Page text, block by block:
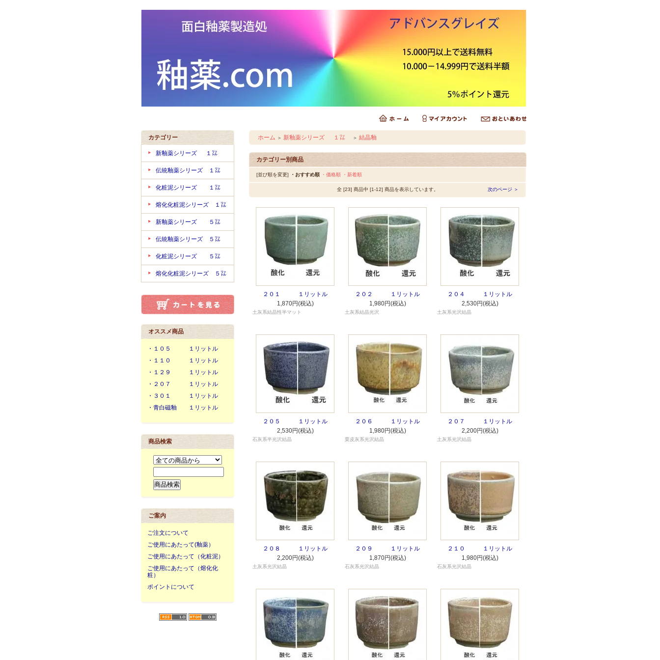
カテゴリー
新釉薬シリーズ １㍑
伝統釉薬シリーズ １㍑
化粧泥シリーズ １㍑
熔化化粧泥シリーズ １㍑
新釉薬シリーズ ５㍑
伝統釉薬シリーズ ５㍑
化粧泥シリーズ ５㍑
熔化化粧泥シリーズ ５㍑
オススメ商品
・１０５ １リットル
・１１０ １リットル
・１２９ １リットル
・２０７ １リットル
・３０１ １リットル
・青白磁釉 １リットル
商品検索
ご案内
ご注文について
ご使用にあたって(釉薬）
ご使用にあたって（化粧泥）
ご使用にあたって（熔化化
粧）
ポイントについて
ホーム ＞ 新釉薬シリーズ １㍑ ＞ 結晶釉
カテゴリー別商品
[並び順を変更] ・おすすめ順 ・価格順 ・新着順
全 [23] 商品中 [1-12] 商品を表示しています。 次のページ ＞
２０１ １リットル
1,870円(税込)
土灰系結晶性半マット
２０２ １リットル
1,980円(税込)
土灰系結晶光沢
２０４ １リットル
2,530円(税込)
土灰系光沢結晶
２０５ １リットル
2,530円(税込)
石灰系半光沢結晶
２０６ １リットル
1,980円(税込)
栗皮灰系光沢結晶
２０７ １リットル
2,200円(税込)
土灰系光沢結晶
２０８ １リットル
2,200円(税込)
土灰系光沢結晶
２０９ １リットル
1,870円(税込)
石灰系光沢結晶
２１０ １リットル
1,980円(税込)
石灰系光沢結晶